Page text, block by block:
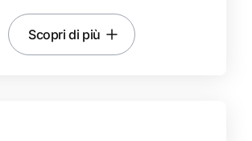
Scopri di più